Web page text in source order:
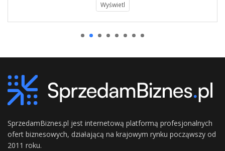
Wyświetl
SprzedamBiznes.pl jest internetową platformą profesjonalnych
ofert biznesowych, działającą na krajowym rynku począwszy od
2011 roku.